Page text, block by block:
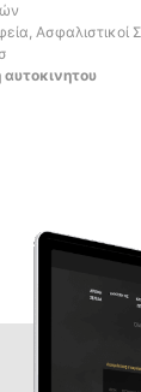
Ασφαλιστικοί